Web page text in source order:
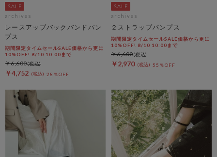
archives
レースアップバックバンドパン
プス
期間限定タイムセールSALE価格から更に
10%OFF! 8/10 10:00まで
￥4,752 28％OFF
￥6,600
archives
２ストラップパンプス
期間限定タイムセールSALE価格から更に
10%OFF! 8/10 10:00まで
￥2,970 55％OFF
￥6,600